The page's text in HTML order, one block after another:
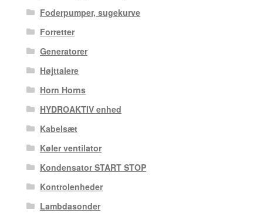
Foderpumper, sugekurve
Forretter
Generatorer
Højttalere
Horn Horns
HYDROAKTIV enhed
Kabelsæt
Køler ventilator
Kondensator START STOP
Kontrolenheder
Lambdasonder